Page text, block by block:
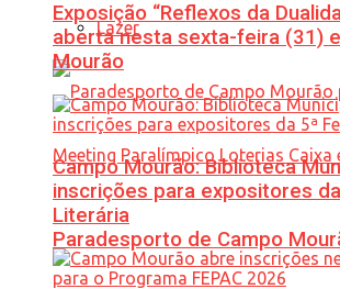
Lazer
Paradesporto de Campo
Exposição “Reflexos da
aberta nesta sexta-feira (31)
Mourão
Campo Mourão: Biblioteca
inscrições para expositores
Literária